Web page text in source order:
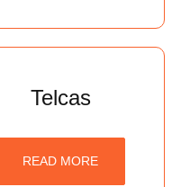
Telcas
READ MORE